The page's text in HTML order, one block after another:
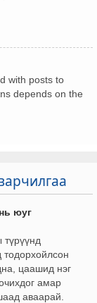
with posts to
depends on the
юуг
тодорхойлсон
цаашид нэг
амар
аваарай.